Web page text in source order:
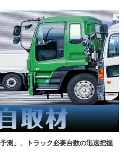
測」、トラック必要台数の迅速把握